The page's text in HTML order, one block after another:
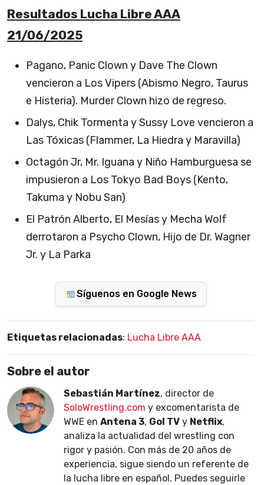
Resultados Lucha Libre AAA
21/06/2025
Pagano, Panic Clown y Dave The Clown
vencieron a Los Vipers (Abismo Negro, Taurus
e Histeria). Murder Clown hizo de regreso.
Dalys, Chik Tormenta y Sussy Love vencieron a
Las Tóxicas (Flammer, La Hiedra y Maravilla)
Octagón Jr, Mr. Iguana y Niño Hamburguesa se
impusieron a Los Tokyo Bad Boys (Kento,
Takuma y Nobu San)
El Patrón Alberto, El Mesías y Mecha Wolf
derrotaron a Psycho Clown, Hijo de Dr. Wagner
Jr. y La Parka
Síguenos en Google News
Etiquetas relacionadas: Lucha Libre AAA
Sobre el autor
Sebastián Martínez, director de
SoloWrestling.com y excomentarista de
WWE en Antena 3, Gol TV y Netflix,
analiza la actualidad del wrestling con
rigor y pasión. Con más de 20 años de
experiencia, sigue siendo un referente de
la lucha libre en español. Puedes seguirle